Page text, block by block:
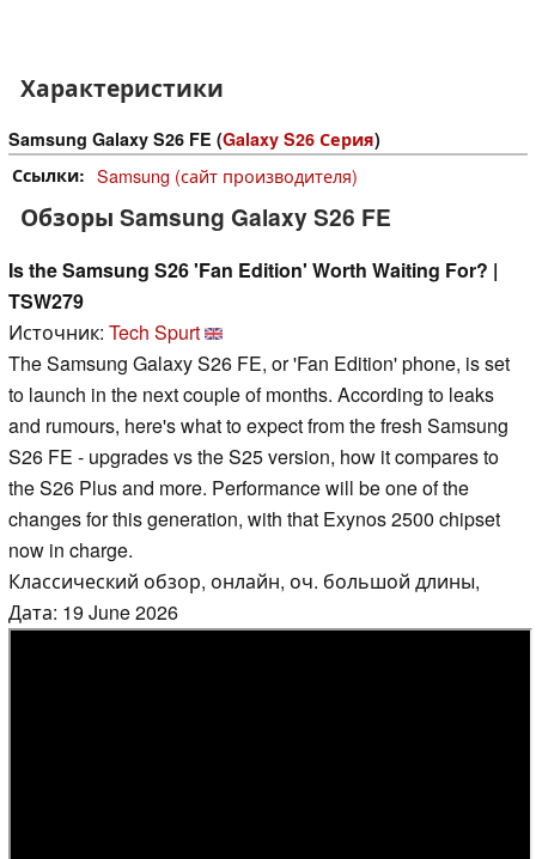
Характеристики
Samsung Galaxy S26 FE (Galaxy S26 Серия)
Ссылки
Samsung (сайт производителя)
Обзоры Samsung Galaxy S26 FE
Is the Samsung S26 'Fan Edition' Worth Waiting For? |
TSW279
Источник: Tech Spurt
The Samsung Galaxy S26 FE, or 'Fan Edition' phone, is set
to launch in the next couple of months. According to leaks
and rumours, here's what to expect from the fresh Samsung
S26 FE - upgrades vs the S25 version, how it compares to
the S26 Plus and more. Performance will be one of the
changes for this generation, with that Exynos 2500 chipset
now in charge.
Классический обзор, онлайн, оч. большой длины,
Дата: 19 June 2026